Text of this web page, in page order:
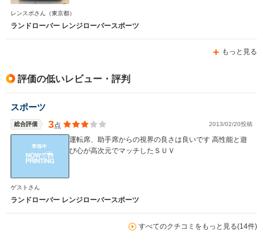
レンスポさん （東京都）
ランドローバー レンジローバースポーツ
もっと見る
評価の低いレビュー・評判
スポーツ
総合評価 3点 2013/02/20投稿
運転席、助手席からの視界の良さは良いです 高性能と遊
び心が高次元でマッチしたＳＵＶ
ゲストさん
ランドローバー レンジローバースポーツ
すべてのクチコミをもっと見る(14件)